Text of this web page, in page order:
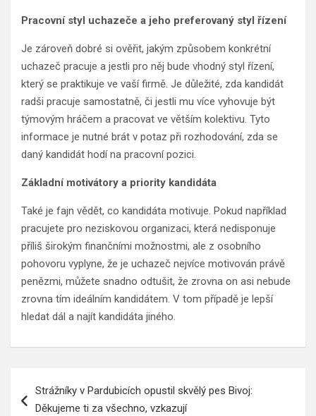
Pracovní styl uchazeče a jeho preferovaný styl řízení
Je zároveň dobré si ověřit, jakým způsobem konkrétní
uchazeč pracuje a jestli pro něj bude vhodný styl řízení,
který se praktikuje ve vaší firmě. Je důležité, zda kandidát
radši pracuje samostatně, či jestli mu více vyhovuje být
týmovým hráčem a pracovat ve větším kolektivu. Tyto
informace je nutné brát v potaz při rozhodování, zda se
daný kandidát hodí na pracovní pozici.
Základní motivátory a priority kandidáta
Také je fajn vědět, co kandidáta motivuje. Pokud například
pracujete pro neziskovou organizaci, která nedisponuje
příliš širokým finančními možnostmi, ale z osobního
pohovoru vyplyne, že je uchazeč nejvíce motivován právě
penězmi, můžete snadno odtušit, že zrovna on asi nebude
zrovna tím ideálním kandidátem. V tom případě je lepší
hledat dál a najít kandidáta jiného.
proStrážníky v Pardubicích opustil skvělý pes Bivoj:
Děkujeme ti za všechno, vzkazují